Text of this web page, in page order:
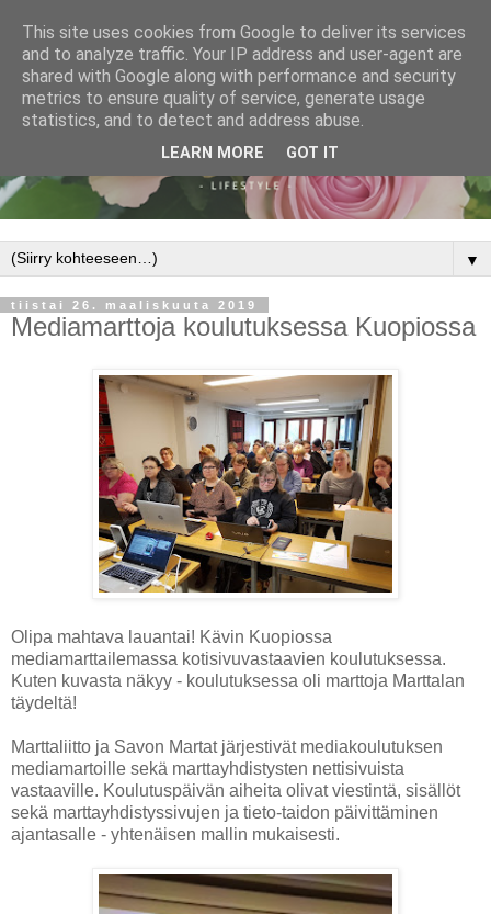
▼
tiistai 26. maaliskuuta 2019
Mediamarttoja koulutuksessa Kuopiossa
Olipa mahtava lauantai! Kävin Kuopiossa
mediamarttailemassa kotisivuvastaavien koulutuksessa.
Kuten kuvasta näkyy - koulutuksessa oli marttoja Marttalan
täydeltä!
Marttaliitto ja Savon Martat järjestivät mediakoulutuksen
mediamartoille sekä marttayhdistysten nettisivuista
vastaaville. Koulutuspäivän aiheita olivat viestintä, sisällöt
sekä marttayhdistyssivujen ja tieto-taidon päivittäminen
ajantasalle - yhtenäisen mallin mukaisesti.
This site uses cookies from Google to deliver its services
and to analyze traffic. Your IP address and user-agent are
shared with Google along with performance and security
metrics to ensure quality of service, generate usage
statistics, and to detect and address abuse.
LEARN MORE GOT IT